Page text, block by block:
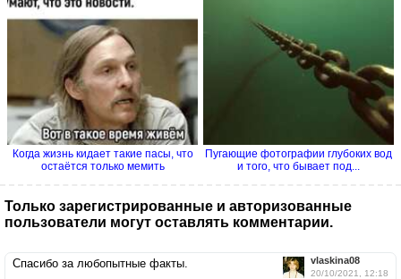
Когда жизнь кидает такие пасы, что
остаётся только мемить
Пугающие фотографии глубоких вод
и того, что бывает под...
Только зарегистрированные и авторизованные
пользователи могут оставлять комментарии.
vlaskina08
20/10/2021, 12:18
Спасибо за любопытные факты.